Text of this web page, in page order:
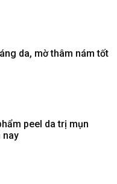
da, mờ thâm nám tốt
peel da trị mụn
nay